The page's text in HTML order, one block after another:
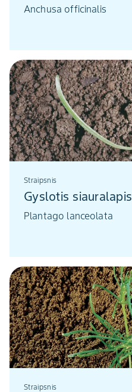
Anchusa officinalis
Straipsnis
Gyslotis siauralapis
Plantago lanceolata
Straipsnis